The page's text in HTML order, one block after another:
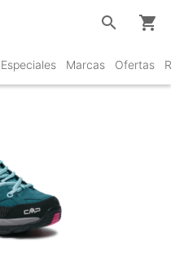
Especiales Marcas Ofertas
search shopping_cart